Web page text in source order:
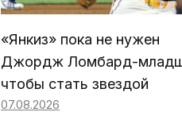
«Янкиз» пока не нужен
Джордж Ломбард-
чтобы стать звездой
07.08.2026